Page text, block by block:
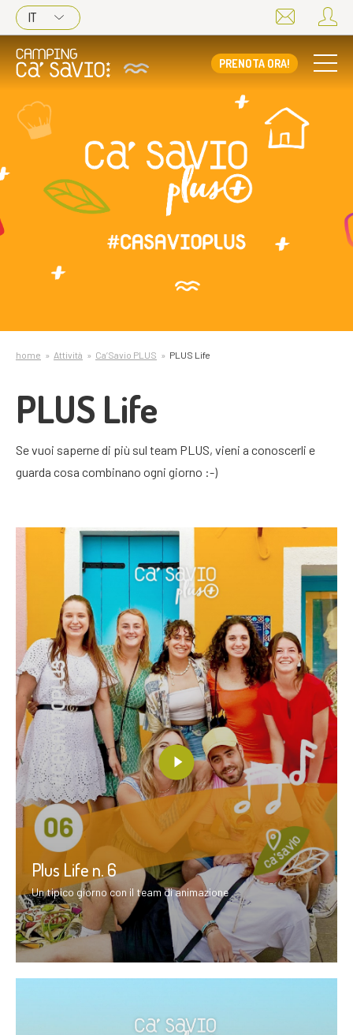
IT
PRENOTA ORA!
home Attività Ca’Savio PLUS PLUS Life
PLUS Life
Se vuoi saperne di più sul team PLUS, vieni a conoscerli e
guarda cosa combinano ogni giorno :-)
Plus Life n. 6
Un tipico giorno con il team di animazione